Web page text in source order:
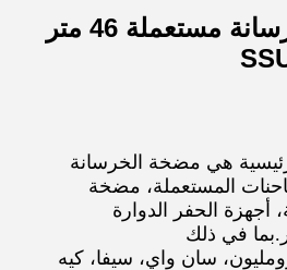
شاحنة مضخة خرسانة مستعملة 46 متر
هي مضخة الخرسانة
المستعملة، مضخة
أجهزة الحفر الدوارة
بما في ذلك
سان واي، سيفا، كيه